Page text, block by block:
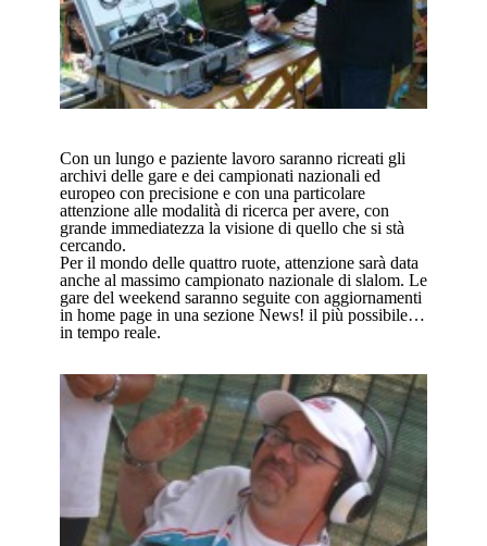
Con un lungo e paziente lavoro saranno ricreati gli
archivi delle gare e dei campionati nazionali ed
europeo con precisione e con una particolare
attenzione alle modalità di ricerca per avere, con
grande immediatezza la visione di quello che si stà
cercando.
Per il mondo delle quattro ruote, attenzione sarà data
anche al massimo campionato nazionale di slalom. Le
gare del weekend saranno seguite con aggiornamenti
in home page in una sezione News! il più possibile…
in tempo reale.